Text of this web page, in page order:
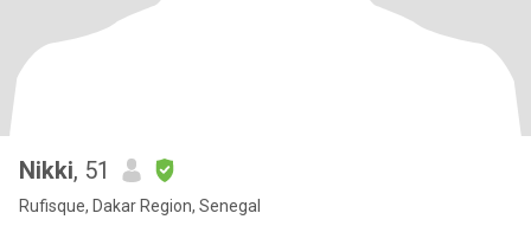
Nikki, 51
Rufisque, Dakar Region, Senegal